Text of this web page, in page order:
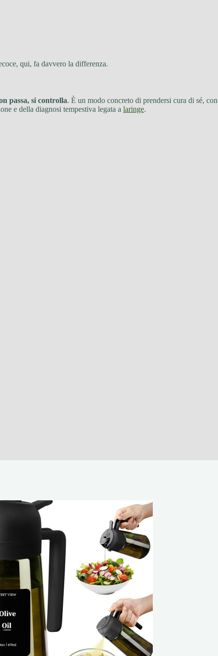
qui, fa davvero la differenza.
passa, si controlla. È un modo concreto di prendersi cura di sé, con
e della diagnosi tempestiva legata a laringе.